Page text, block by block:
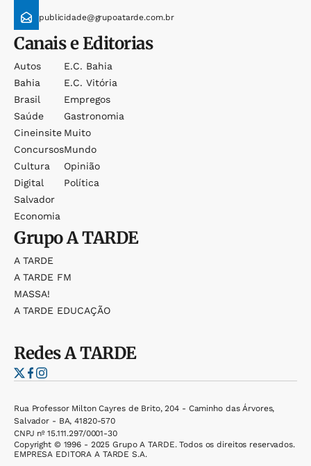
publicidade@grupoatarde.com.br
Canais e Editorias
Autos
Bahia
Brasil
Saúde
Cineinsite
Concursos
Cultura
Digital
Salvador
Economia
E.c. Bahia
E.c. Vitória
Empregos
Gastronomia
Muito
Mundo
Opinião
Política
GrupoA TARDE
A TARDE
A TARDE FM
MASSA!
A TARDE EDUCAÇÃO
RedesA TARDE
Rua Professor Milton Cayres de Brito, 204 - Caminho das Árvores,
Salvador - BA, 41820-570
CNPJ nº 15.111.297/0001-30
Copyright © 1996 - 2025 Grupo A TARDE. Todos os direitos reservados.
EMPRESA EDITORA A TARDE S.A.